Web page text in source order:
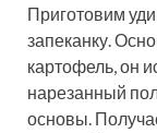
Приготовим
запеканку.
картофель, он
нарезанный
основы.